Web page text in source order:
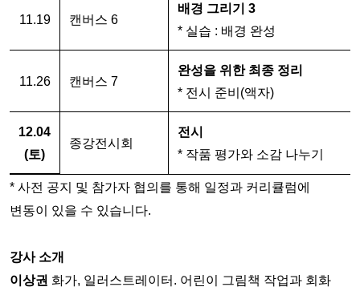
11.19 캔버스 6
배경 그리기 3
* 실습 : 배경 완성
11.26 캔버스 7
완성을 위한 최종 정리
* 전시 준비(액자)
12.04
(토)
종강전시회
전시
* 작품 평가와 소감 나누기
* 사전 공지 및 참가자 협의를 통해 일정과 커리큘럼에
변동이 있을 수 있습니다.
강사 소개
이상권 화가, 일러스트레이터. 어린이 그림책 작업과 회화